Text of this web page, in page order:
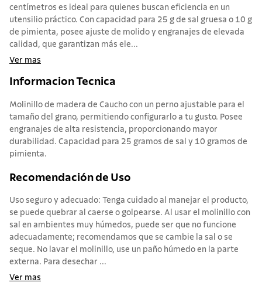
centímetros es ideal para quienes buscan eficiencia en un
utensilio práctico. Con capacidad para 25 g de sal gruesa o 10 g
de pimienta, posee ajuste de molido y engranajes de elevada
calidad, que garantizan más ele...
Ver mas
Informacion Tecnica
Molinillo de madera de Caucho con un perno ajustable para el
tamaño del grano, permitiendo configurarlo a tu gusto. Posee
engranajes de alta resistencia, proporcionando mayor
durabilidad. Capacidad para 25 gramos de sal y 10 gramos de
pimienta.
Recomendación de Uso
Uso seguro y adecuado: Tenga cuidado al manejar el producto,
se puede quebrar al caerse o golpearse. Al usar el molinillo con
sal en ambientes muy húmedos, puede ser que no funcione
adecuadamente; recomendamos que se cambie la sal o se
seque. No lavar el molinillo, use un paño húmedo en la parte
externa. Para desechar ...
Ver mas